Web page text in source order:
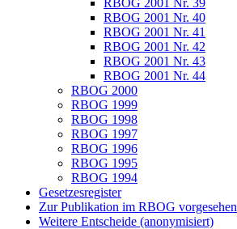
RBOG 2001 Nr. 39
RBOG 2001 Nr. 40
RBOG 2001 Nr. 41
RBOG 2001 Nr. 42
RBOG 2001 Nr. 43
RBOG 2001 Nr. 44
RBOG 2000
RBOG 1999
RBOG 1998
RBOG 1997
RBOG 1996
RBOG 1995
RBOG 1994
Gesetzesregister
Zur Publikation im RBOG vorgesehen
Weitere Entscheide (anonymisiert)